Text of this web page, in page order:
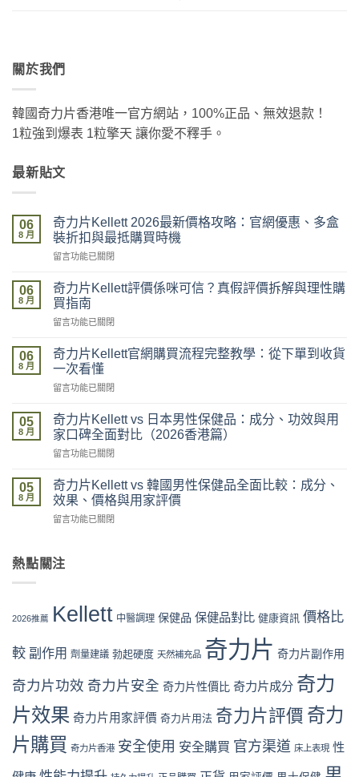
關於我們
韓國奇力片香港唯一官方網站，100%正品、無效退款！
1粒強到爆表 1粒擎天 讓你愛不釋手。
最新貼文
06
8 月
奇力片Kellett 2026最新價格攻略：官網優惠、多盒
裝折扣與最抵購買時機
在
力
片
Kellett
2026
新
攻
官
網
惠、
盒
裝
折
最
抵
時
機〉
留言功能已關閉
06
8 月
奇力片Kellett評價係咪可信？真假評價拆解與理性購
買指南
在
力
片
Kellett
評
係
咪
可
信？
假
評
拆
理
買
指
中
留言功能已關閉
06
8 月
奇力片Kellett官網購買流程完整教學：從下單到收貨
一次看懂
在
力
片
Kellett
官
購
買
流
程
教
下
單
收
貨
次
懂〉
中
留言功能已關閉
05
8 月
奇力片Kellett vs 日本男性保健品：成分、功效與用
家口碑全面對比（2026香港篇）
在
力
片
Kellett
vs
男
品：
功
與
家
口
碑
全
留言功能已關閉
05
8 月
奇力片Kellett vs 韓國男性保健品全面比較：成分、
效果、價格與用家評價
在
片
Kellett
國
保
品
全
面
比
較：
成
留言功能已關閉
熱點關注
2026推薦 Kellett 中醫調理 保健品 保健品對比 健康資訊 價格比
較 副作用 劑量建議 勃起硬度 天然補充品 奇力片 奇力片副作用
奇力片功效 奇力片安全 奇力片性價比 奇力片成分 奇力
片效果 奇力片用家評價 奇力片用法 奇力片評價 奇力
片購買 奇力片香港 安全使用 安全購買 官方渠道 床上表現 性